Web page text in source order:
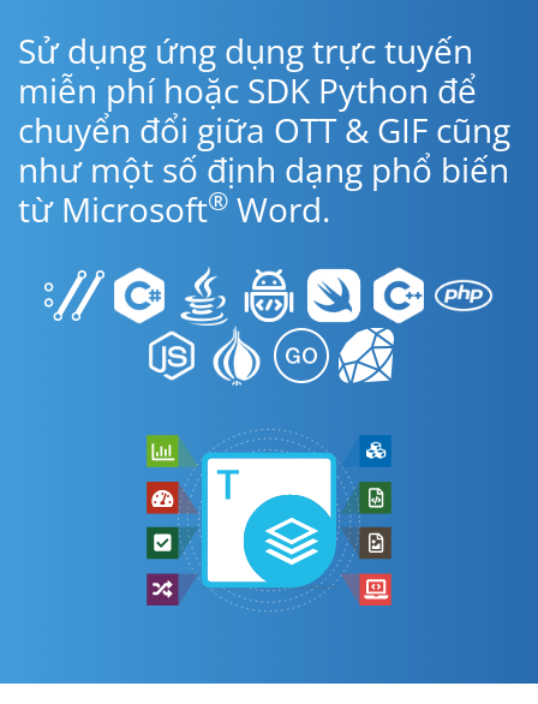
Sử dụng ứng dụng trực tuyến
miễn phí hoặc SDK Python để
chuyển đổi giữa OTT & GIF cũng
như một số định dạng phổ biến
từ Microsoft® Word.